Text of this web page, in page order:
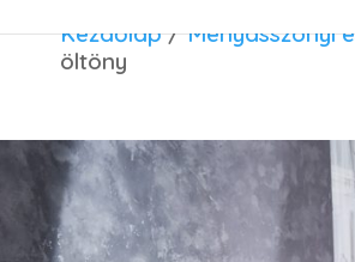
Kezdőlap/Menyasszonyi
öltöny